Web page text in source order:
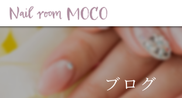
ブログ